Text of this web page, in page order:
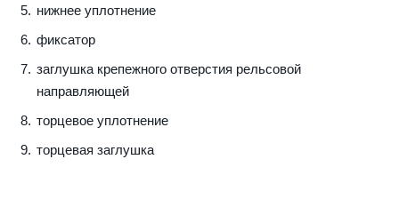
нижнее уплотнение
фиксатор
заглушка крепежного отверстия рельсовой
направляющей
торцевое уплотнение
торцевая заглушка